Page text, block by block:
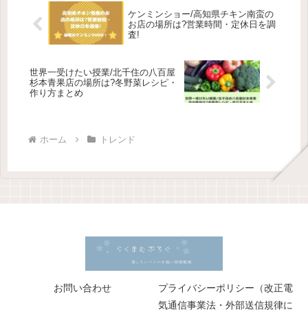
ケンミンショー/高知県チキン南蛮の
お店の場所は?営業時間・定休日を調
査!
世界一受けたい授業/北千住の八百屋
杉本青果店の場所は?冬野菜レシピ・
作り方まとめ
ホーム トレンド
お問い合わせ
プライバシーポリシー（改正電
気通信事業法・外部送信規律に